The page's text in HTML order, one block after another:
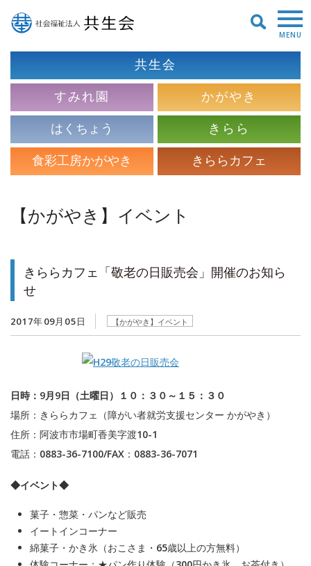
MENU
共生会
すみれ園
かがやき
はくちょう
きらら
食彩工房かがやき
きららカフェ
【かがやき】イベント
きららカフェ「敬老の日販売会」開催のお知ら
せ
2017年09月05日 【かがやき】イベント
日時：9月9日（土曜日）１０：３０～１５：３０
場所：きららカフェ（障がい者就労支援センター かがやき）
住所：阿波市市場町香美字渡10-1
電話：0883-36-7100/FAX：0883-36-7071
◆イベント◆
菓子・惣菜・パンなど販売
イートインコーナー
綿菓子・かき氷（おこさま・65歳以上の方無料）